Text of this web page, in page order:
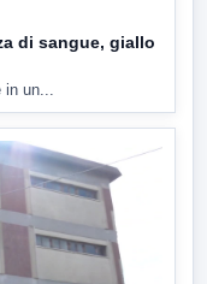
di sangue, giallo
un...